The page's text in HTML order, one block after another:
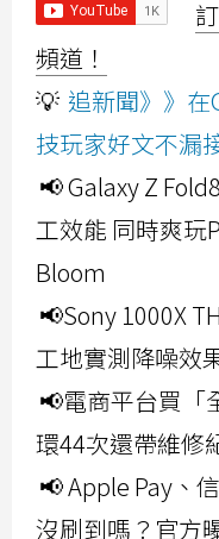
頻道！
💡 追新聞》》
技玩家好文不漏
📢 Galaxy Z
工效能 同時爽玩
Bloom
📢Sony 1000X
工地實測降噪效
📢電商平台買「
環44次還帶維修
📢 Apple Pay、
沒刷到嗎？官方